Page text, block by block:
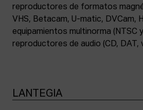
reproductores de formatos
VHS, Betacam, U-matic, DVCam,
equipamientos multinorma (NTSC
reproductores de audio (CD, DAT,
LANTEGIA